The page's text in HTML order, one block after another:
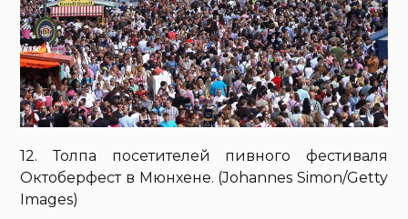
12. Толпа посетителей пивного фестиваля
Октоберфест в Мюнхене. (Johannes Simon/Getty
Images)